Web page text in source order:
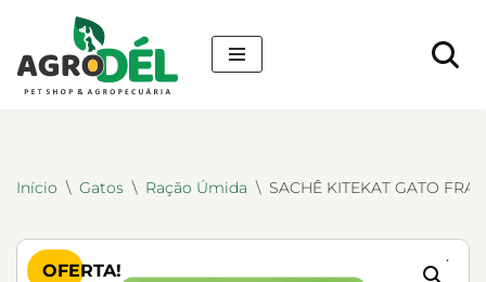
Pular
para
Início \ Gatos \ Ração Úmida \ SACHÊ KITEKAT GATO
OFERTA!